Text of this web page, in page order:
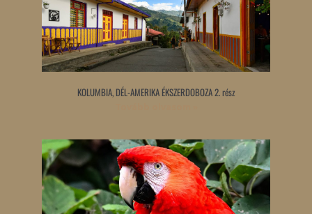
KOLUMBIA, DÉL-AMERIKA ÉKSZERDOBOZA 2. rész